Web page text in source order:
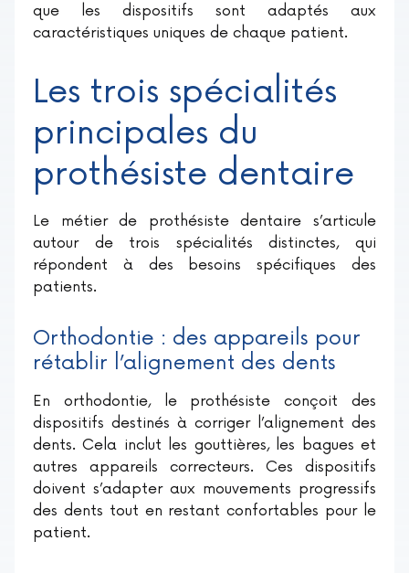
que les dispositifs sont adaptés aux
caractéristiques uniques de chaque patient.
Les trois spécialités
principales du
prothésiste dentaire
Le métier de prothésiste dentaire s’articule
autour de trois spécialités distinctes, qui
répondent à des besoins spécifiques des
patients.
Orthodontie : des appareils pour
rétablir l’alignement des dents
En orthodontie, le prothésiste conçoit des
dispositifs destinés à corriger l’alignement des
dents. Cela inclut les gouttières, les bagues et
autres appareils correcteurs. Ces dispositifs
doivent s’adapter aux mouvements progressifs
des dents tout en restant confortables pour le
patient.